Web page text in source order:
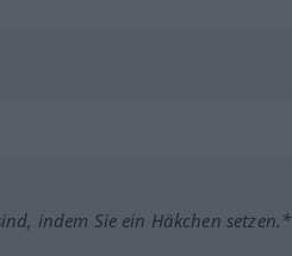
indem Sie ein Häkchen setzen.*